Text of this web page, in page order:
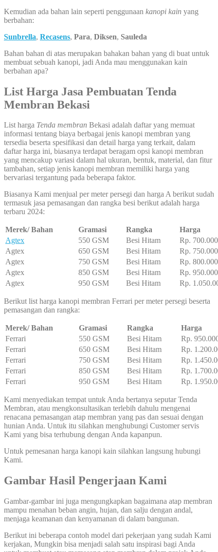
Kemudian ada bahan lain seperti penggunaan kanopi kain yang
berbahan:
Sunbrella, Recasens, Para, Diksen, Sauleda
Bahan bahan di atas merupakan bahakan bahan yang di buat untuk
membuat sebuah kanopi, jadi Anda mau menggunakan kain
berbahan apa?
List Harga Jasa Pembuatan Tenda
Membran Bekasi
List harga Tenda membran Bekasi adalah daftar yang memuat
informasi tentang biaya berbagai jenis kanopi membran yang
tersedia beserta spesifikasi dan detail harga yang terkait, dalam
daftar harga ini, biasanya terdapat beragam opsi kanopi membran
yang mencakup variasi dalam hal ukuran, bentuk, material, dan fitur
tambahan, setiap jenis kanopi membran memiliki harga yang
bervariasi tergantung pada beberapa faktor.
Biasanya Kami menjual per meter persegi dan harga A berikut sudah
termasuk jasa pemasangan dan rangka besi berikut adalah harga
terbaru 2024:
Merek/ Bahan Gramasi Rangka
Harga
Agtex
550 GSM Besi Hitam
Rp.
Agtex
650 GSM Besi Hitam
Rp.
Agtex
750 GSM Besi Hitam
Rp.
Agtex
850 GSM Besi Hitam
Rp.
Agtex
950 GSM Besi Hitam Rp.
Berikut list harga kanopi membran Ferrari per meter persegi beserta
pemasangan dan rangka:
Merek/ Bahan Gramasi Rangka
Harga
Ferrari
550 GSM Besi Hitam
Rp.
Ferrari
650 GSM Besi Hitam
Rp.
Ferrari
750 GSM Besi Hitam
Rp.
Ferrari
850 GSM Besi Hitam
Rp.
Ferrari
950 GSM Besi Hitam Rp.
Kami menyediakan tempat untuk Anda bertanya seputar Tenda
Membran, atau mengkonsultasikan terlebih dahulu mengenai
renacana pemasangan atap membran yang pas dan sesuai dengan
hunian Anda. Untuk itu silahkan menghubungi Customer servis
Kami yang bisa terhubung dengan Anda kapanpun.
Untuk pemesanan harga kanopi kain silahkan langsung hubungi
Kami.
Gambar Hasil Pengerjaan Kami
Gambar-gambar ini juga mengungkapkan bagaimana atap membran
mampu menahan beban angin, hujan, dan salju dengan andal,
menjaga keamanan dan kenyamanan di dalam bangunan.
Berikut ini beberapa contoh model dari pekerjaan yang sudah Kami
kerjakan, Mungkin bisa menjadi salah satu inspirasi bagi Anda